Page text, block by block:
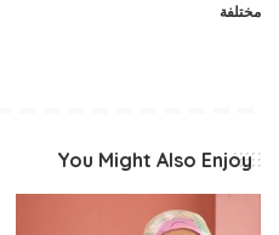
مختلفة
You Might Also Enjoy